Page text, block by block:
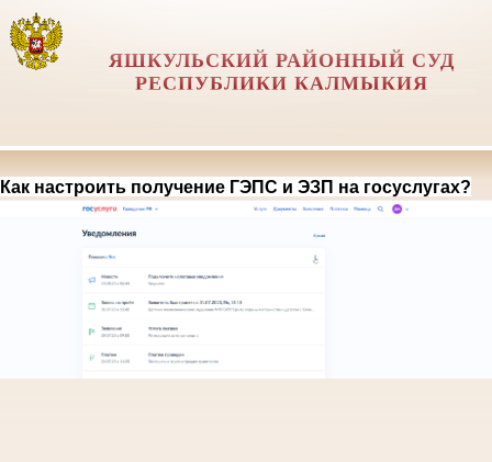
ЯШКУЛЬСКИЙ РАЙОННЫЙ СУД
РЕСПУБЛИКИ КАЛМЫКИЯ
Как настроить получение ГЭПС и ЭЗП на госуслугах?